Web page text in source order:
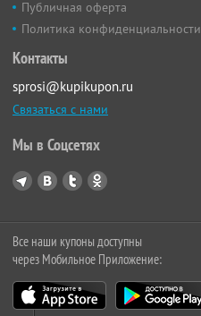
Публичная оферта
Политика конфиденциальности
Контакты
sprosi@kupikupon.ru
Связаться с нами
Мы в Соцсетях
Все наши купоны доступны
через Мобильное Приложение: